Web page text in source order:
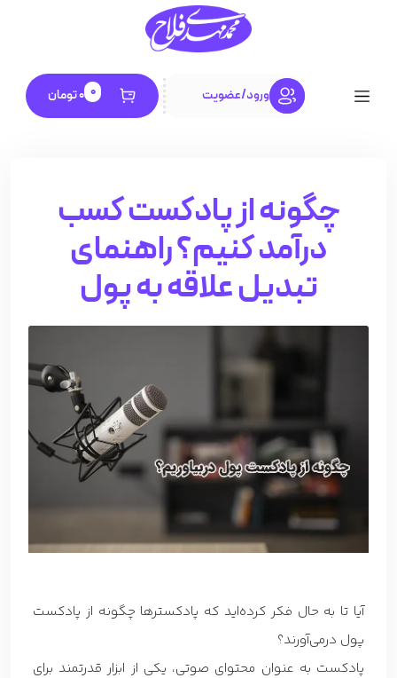
ورود/عضویت 0
0تومان
چگونه از پادکست کسب
درآمد کنیم؟ راهنمای
تبدیل علاقه به پول
آیا تا به حال فکر کرده‌اید که پادکسترها چگونه از پادکست
پول درمی‌آورند؟
پادکست به عنوان محتوای صوتی، یکی از ابزار قدرتمند برای